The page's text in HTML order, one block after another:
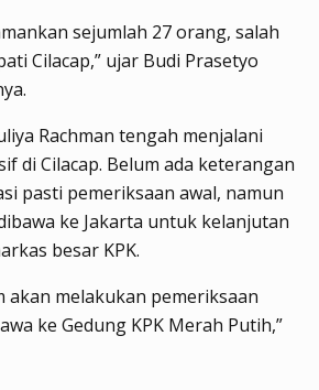
sejumlah 27 orang, salah
Cilacap,” ujar Budi Prasetyo
Rachman tengah menjalani
di Cilacap. Belum ada keterangan
pasti pemeriksaan awal, namun
ke Jakarta untuk kelanjutan
besar KPK.
akan melakukan pemeriksaan
ke Gedung KPK Merah Putih,”